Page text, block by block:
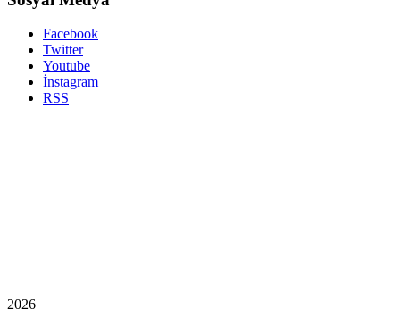
Facebook
Twitter
Youtube
İnstagram
RSS
2026